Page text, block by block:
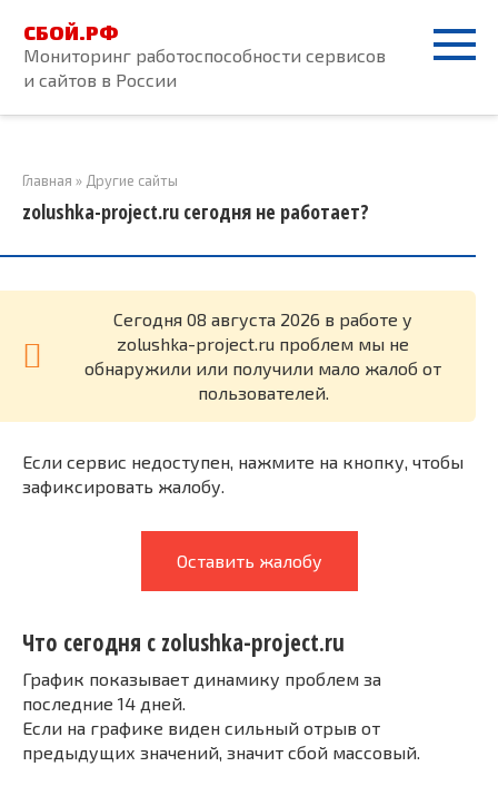
контенту
СБОЙ.РФ
Мониторинг работоспособности сервисов
и сайтов в России
Главная » Другие сайты
zolushka-project.ru сегодня не работает?
Cегодня 08 августа 2026 в работе у
zolushka-project.ru проблем мы не
обнаружили или получили мало жалоб от
пользователей.
Если сервис недоступен, нажмите на кнопку, чтобы
зафиксировать жалобу.
Оставить жалобу
Что сегодня с zolushka-project.ru
График показывает динамику проблем за
последние 14 дней.
Если на графике виден сильный отрыв от
предыдущих значений, значит сбой массовый.